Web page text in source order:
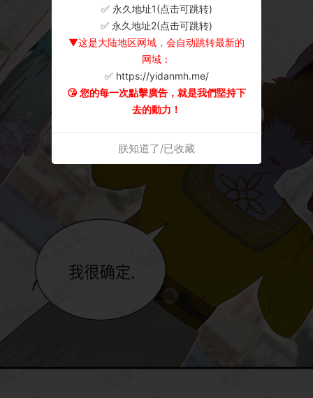
✅ 永久地址1(点击可跳转)
✅ 永久地址2(点击可跳转)
▼这是大陆地区网域，会自动跳转最新的
网域：
✅ https://yidanmh.me/
😘 您的每一次點擊廣告，就是我們堅持下
去的動力！
朕知道了/已收藏